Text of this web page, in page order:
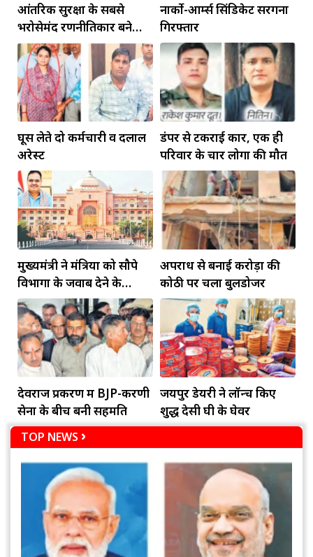
आंतरिक सुरक्षा के सबसे
भरोसेमंद रणनीतिकार बने
रहेंगे गोविंद मोहन
नार्को-आर्म्स सिंडिकेट सरगना
गिरफ्तार
घूस लेते दो कर्मचारी व दलाल
अरेस्ट
डंपर से टकराई कार, एक ही
परिवार के चार लोगों की मौत
मुख्यमंत्री ने मंत्रियों को सौपे
विभागों के जवाब देने के
दायित्व
अपराध से बनाई करोड़ों की
कोठी पर चला बुलडोजर
देवराज प्रकरण में BJP-करणी
सेना के बीच बनी सहमति
जयपुर डेयरी ने लॉन्च किए
शुद्ध देसी घी के घेवर
TOP NEWS